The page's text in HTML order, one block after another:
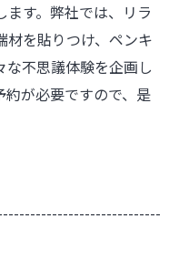
す。弊社では、リラ
材を貼りつけ、ペンキ
な不思議体験を企画し
が必要ですので、是